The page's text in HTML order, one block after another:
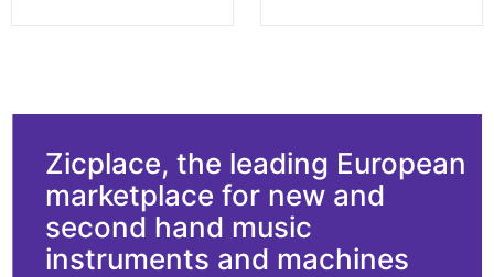
Zicplace, the leading European
marketplace for new and
second hand music
instruments and machines